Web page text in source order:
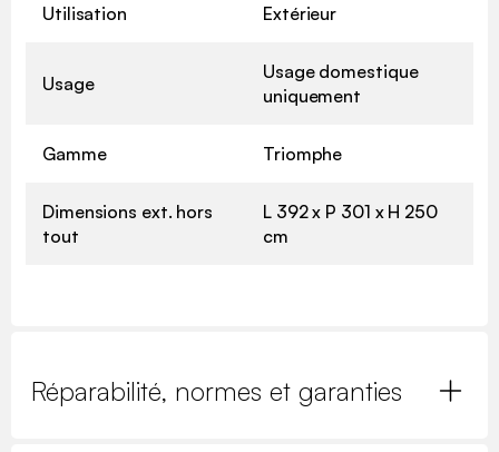
Utilisation Extérieur
Usage
Usage domestique
uniquement
Gamme Triomphe
Dimensions ext. hors
tout
L 392 x P 301 x H 250
cm
Réparabilité, normes et garanties